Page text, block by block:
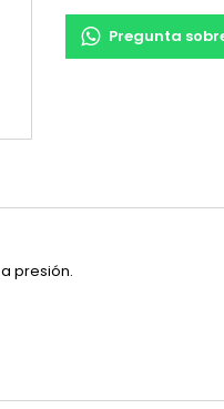
Pregunta
presión.